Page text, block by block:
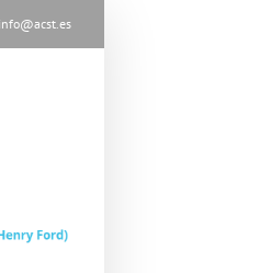
info@acst.es